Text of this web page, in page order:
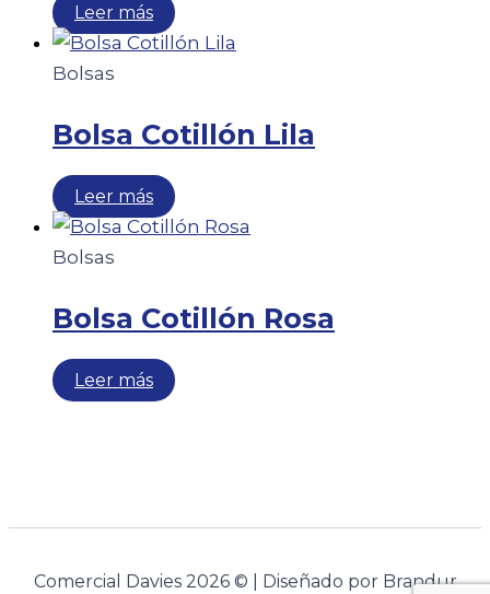
Leer más
Bolsas
Bolsa Cotillón Lila
Leer más
Bolsas
Bolsa Cotillón Rosa
Leer más
Comercial Davies 2026 © | Diseñado por Brandur